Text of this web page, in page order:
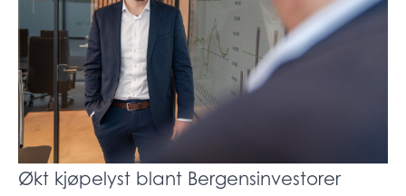
Økt kjøpelyst blant Bergensinvestorer